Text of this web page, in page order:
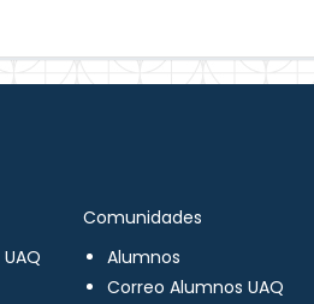
Comunidades
Alumnos
Correo Alumnos UAQ